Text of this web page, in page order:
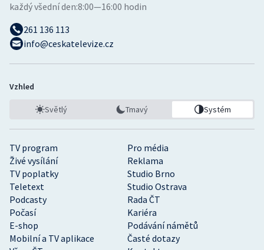
TV program
Pro média
Živé vysílání
Reklama
TV poplatky
Studio Brno
Teletext
Studio Ostrava
Podcasty
Rada ČT
Počasí
Kariéra
E-shop
Podávání námětů
Mobilní a TV aplikace
Časté dotazy
každý všední den:8:00—16:00 hodin
261 136 113
info@ceskatelevize.cz
Vzhled
Světlý Tmavý Systém